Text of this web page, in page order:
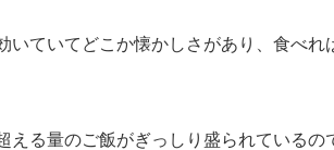
いていてどこか懐かしさがあり、食べれ
える量のご飯がぎっしり盛られているの